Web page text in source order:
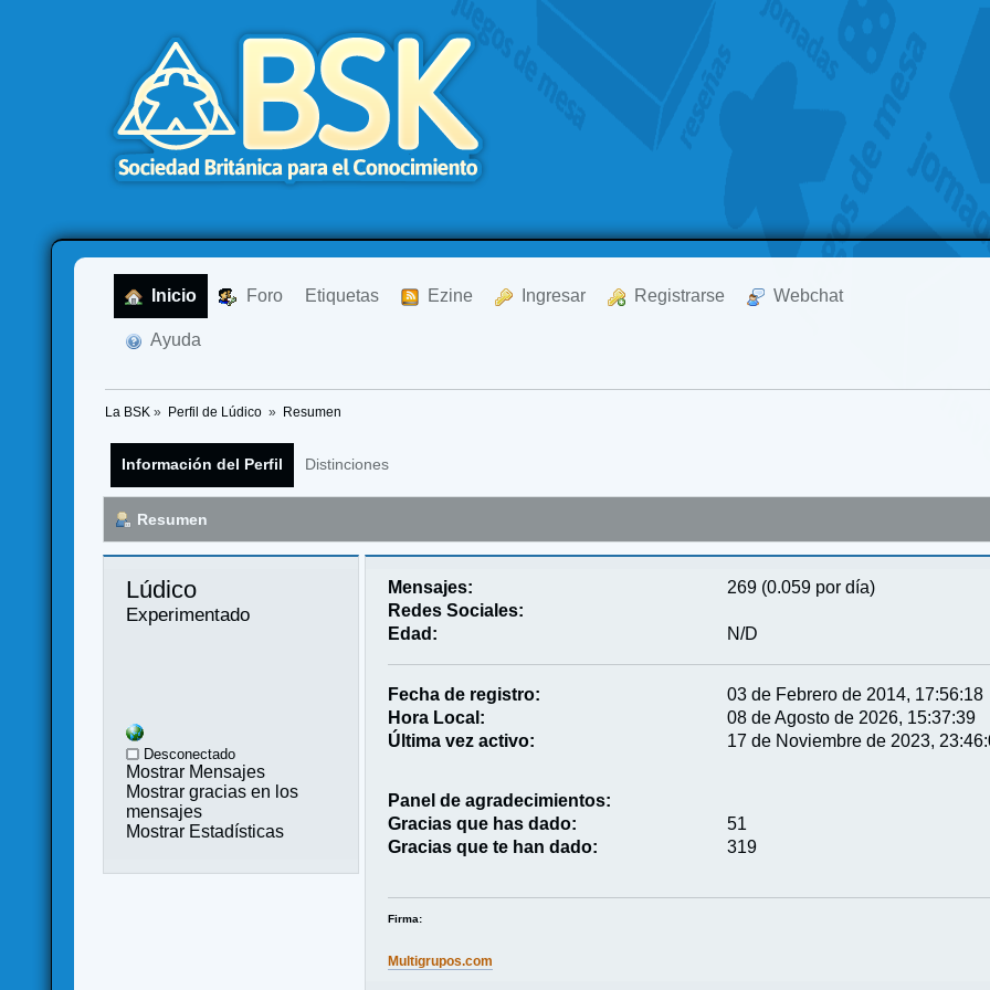
Inicio Foro Etiquetas Ezine Ingresar Registrarse Webchat
Ayuda
La BSK » Perfil de Lúdico » Resumen
Información del Perfil Distinciones
Resumen
Lúdico
Experimentado
Desconectado
Mostrar Mensajes
Mostrar gracias en los
mensajes
Mostrar Estadísticas
Mensajes:
269 (0.059 por día)
Redes Sociales:
Edad:
N/D
Fecha de registro:
03 de Febrero de 2014, 17:56:18
Hora Local:
08 de Agosto de 2026, 15:37:39
Última vez activo:
17 de Noviembre de 2023,
Panel de agradecimientos:
Gracias que has dado:
51
Gracias que te han dado:
319
Firma:
Multigrupos.com